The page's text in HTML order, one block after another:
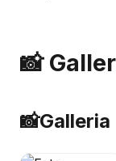
📸
📸